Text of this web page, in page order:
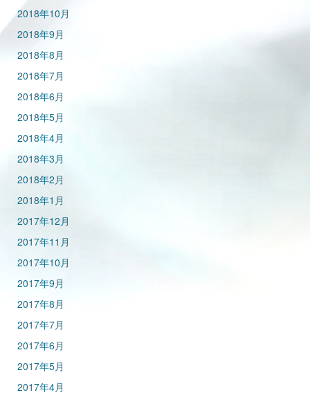
2018年10月
2018年9月
2018年8月
2018年7月
2018年6月
2018年5月
2018年4月
2018年3月
2018年2月
2018年1月
2017年12月
2017年11月
2017年10月
2017年9月
2017年8月
2017年7月
2017年6月
2017年5月
2017年4月